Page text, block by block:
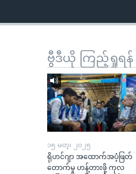
ဗွီဒီယို ကြည့်ရှုရန်
၁၅ မတ္၊ ၂၀၂၅
ရိုဟင်ဂျာ အထောက်အပံ့ဖြတ်
တောက်မှု ဟန့်တားဖို့ ကုလ